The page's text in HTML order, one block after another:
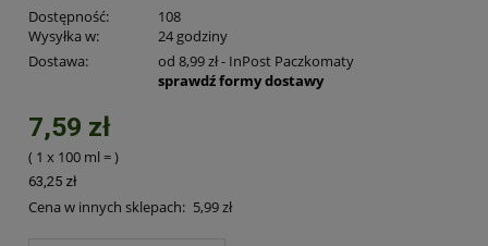
Dostępność:
108
Wysyłka w:
24 godziny
Dostawa:
od 8,99 zł- InPost Paczkomaty
sprawdź formy dostawy
7,59 zł
( 1 x 100 ml =
63,25 zł
)
Cena w innych sklepach: 5,99 zł